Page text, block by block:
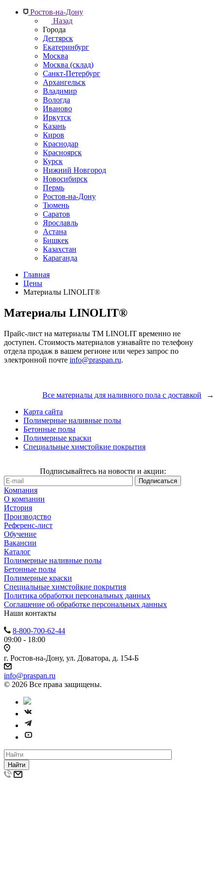
Ростов-на-Дону
Назад
Города
Дегтярск
Екатеринбург
Москва
Москва (склад)
Санкт-Петербург
Архангельск
Владимир
Вологда
Иваново
Иркутск
Казань
Киров
Краснодар
Красноярск
Курск
Нижний Новгород
Новосибирск
Пермь
Ростов-на-Дону
Тюмень
Саратов
Ярославль
Астана
Бишкек
Казахстан
Караганда
Главная
Цены
Материалы LINOLIT®
Материалы LINOLIT®
Прайс-лист на материалы ТМ LINOLIT временно не
доступен. Стоимость материалов узнавайте по телефону
отдела продаж в вашем регионе или через запрос по
электронной почте info@praspan.ru.
Все материалы для наливного пола с доставкой
→
Карта сайта
Полимерные наливные полы
Бетонные полы
Полимерные краски
Специальные химстойкие покрытия
Подписывайтесь на новости и акции:
Компания
О компании
История
Производство
Референс-лист
Обучение
Вакансии
Каталог
Полимерные наливные полы
Бетонные полы
Полимерные краски
Специальные химстойкие покрытия
Политика обработки персональных данных
Cоглашение об обработке персональных данных
Наши контакты
8-800-700-62-44
09:00 - 18:00
г. Ростов-на-Дону, ул. Доватора, д. 154-Б
info@praspan.ru
© 2026 Все права защищены.
Найти